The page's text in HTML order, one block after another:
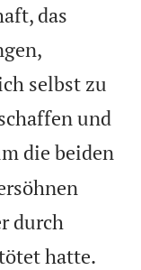
das
selbst zu
und
die beiden
durch
hatte.